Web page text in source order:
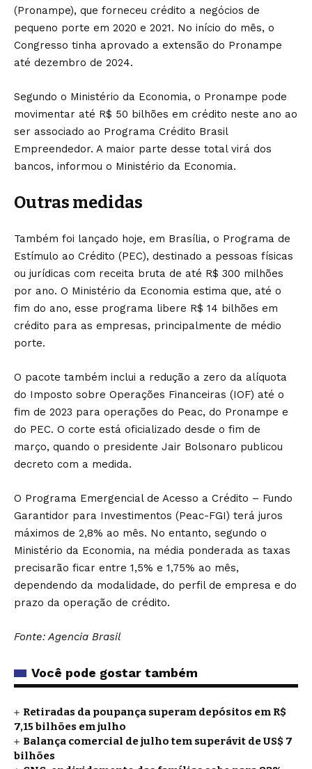
(Pronampe), que forneceu crédito a negócios de
pequeno porte em 2020 e 2021. No início do mês, o
Congresso tinha aprovado a extensão do Pronampe
até dezembro de 2024.
Segundo o Ministério da Economia, o Pronampe pode
movimentar até R$ 50 bilhões em crédito neste ano ao
ser associado ao Programa Crédito Brasil
Empreendedor. A maior parte desse total virá dos
bancos, informou o Ministério da Economia.
Outras medidas
Também foi lançado hoje, em Brasília, o Programa de
Estímulo ao Crédito (PEC), destinado a pessoas físicas
ou jurídicas com receita bruta de até R$ 300 milhões
por ano. O Ministério da Economia estima que, até o
fim do ano, esse programa libere R$ 14 bilhões em
crédito para as empresas, principalmente de médio
porte.
O pacote também inclui a redução a zero da alíquota
do Imposto sobre Operações Financeiras (IOF) até o
fim de 2023 para operações do Peac, do Pronampe e
do PEC. O corte está oficializado desde o fim de
março, quando o presidente Jair Bolsonaro publicou
decreto com a medida.
O Programa Emergencial de Acesso a Crédito – Fundo
Garantidor para Investimentos (Peac-FGI) terá juros
máximos de 2,8% ao mês. No entanto, segundo o
Ministério da Economia, na média ponderada as taxas
precisarão ficar entre 1,5% e 1,75% ao mês,
dependendo da modalidade, do perfil de empresa e do
prazo da operação de crédito.
Fonte: Agencia Brasil
Você pode gostar também
Retiradas da poupança superam depósitos em R$
7,15 bilhões em julho
Balança comercial de julho tem superávit de US$ 7
bilhões